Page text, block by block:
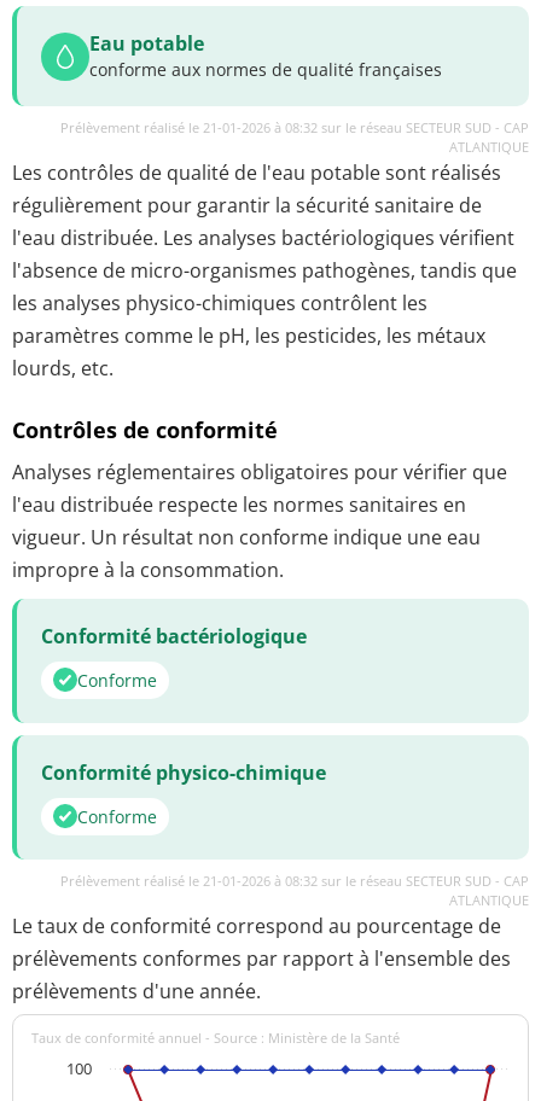
Eau potable
conforme aux normes de qualité françaises
Prélèvement réalisé le 21-01-2026 à 08:32 sur le réseau SECTEUR SUD - CAP
ATLANTIQUE
Les contrôles de qualité de l'eau potable sont réalisés
régulièrement pour garantir la sécurité sanitaire de
l'eau distribuée. Les analyses bactériologiques vérifient
l'absence de micro-organismes pathogènes, tandis que
les analyses physico-chimiques contrôlent les
paramètres comme le pH, les pesticides, les métaux
lourds, etc.
Contrôles de conformité
Analyses réglementaires obligatoires pour vérifier que
l'eau distribuée respecte les normes sanitaires en
vigueur. Un résultat non conforme indique une eau
impropre à la consommation.
Conformité bactériologique
Conforme
Conformité physico-chimique
Conforme
Prélèvement réalisé le 21-01-2026 à 08:32 sur le réseau SECTEUR SUD - CAP
ATLANTIQUE
Le taux de conformité correspond au pourcentage de
prélèvements conformes par rapport à l'ensemble des
prélèvements d'une année.
Taux de conformité annuel - Source : Ministère de la Santé
100